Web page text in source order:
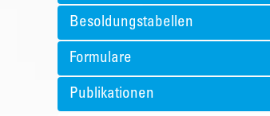
Besoldungstabellen
Formulare
Publikationen